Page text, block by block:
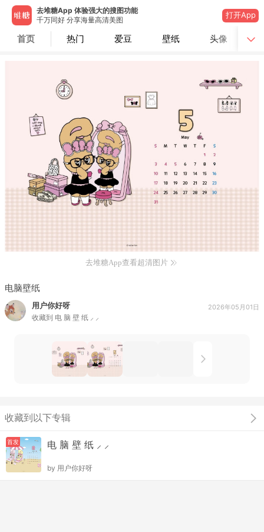
去堆糖App 体验强大的搜图功能
千万同好 分享海量高清美图
打开App
首页 热门 爱豆 壁纸 头像
去堆糖App查看超清图片
电脑壁纸
用户你好呀
收藏到 电 脑 壁 纸 ⸝ ⸝
2026年05月01日
收藏到以下专辑
首发 电 脑 壁 纸 ⸝ ⸝
by 用户你好呀